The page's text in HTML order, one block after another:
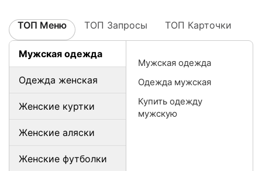
ТОП Меню ТОП Запросы ТОП Карточки
Мужская одежда
Одежда женская
Женские куртки
Женские аляски
Женские футболки
Мужская одежда
Одежда мужская
Купить одежду
мужскую